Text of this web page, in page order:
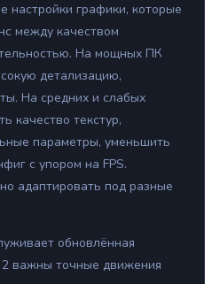
настройки графики, которые
между качеством
На мощных ПК
детализацию,
На средних и слабых
качество текстур,
параметры, уменьшить
с упором на FPS.
адаптировать под разные
обновлённая
важны точные движения